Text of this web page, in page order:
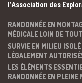
l’Association des
RANDONNÉE EN
MÉDICALE LOIN DE
SURVIE EN MILIEU
LÉGALEMENT
LES ÉLÉMENTS
RANDONNÉE EN PLEINE